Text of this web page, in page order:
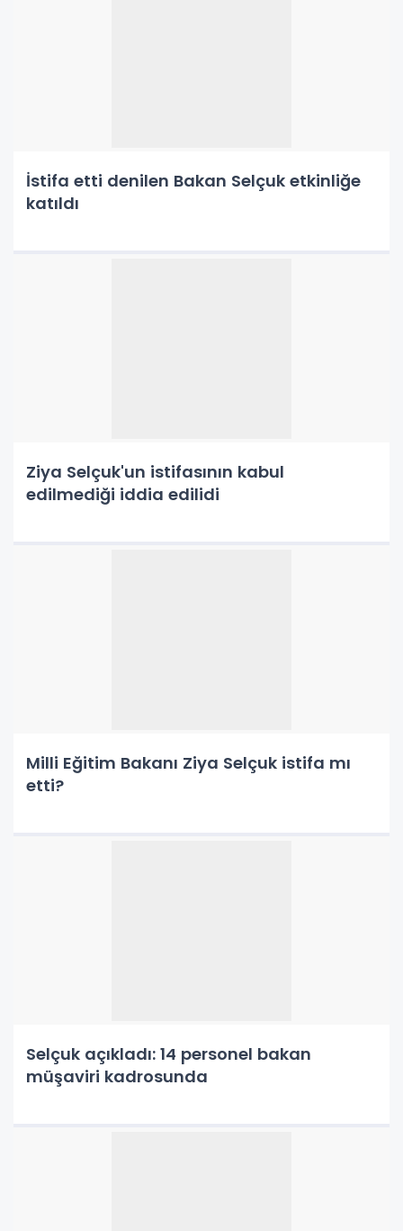
İstifa etti denilen Bakan Selçuk etkinliğe
katıldı
Ziya Selçuk'un istifasının kabul
edilmediği iddia edilidi
Milli Eğitim Bakanı Ziya Selçuk istifa mı
etti?
Selçuk açıkladı: 14 personel bakan
müşaviri kadrosunda